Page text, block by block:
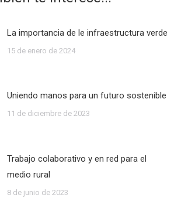
La importancia de le infraestructura verde
15 de enero de 2024
Uniendo manos para un futuro sostenible
11 de diciembre de 2023
Trabajo colaborativo y en red para el
medio rural
8 de junio de 2023